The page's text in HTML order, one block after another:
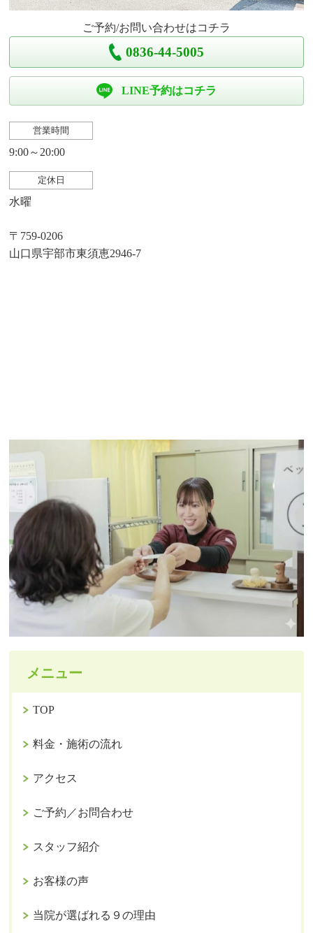
ご予約/お問い合わせはコチラ
0836-44-5005
LINE予約はコチラ
営業時間
9:00～20:00
定休日
水曜
〒759-0206
山口県宇部市東須恵2946-7
メニュー
TOP
料金・施術の流れ
アクセス
ご予約／お問合わせ
スタッフ紹介
お客様の声
当院が選ばれる９の理由